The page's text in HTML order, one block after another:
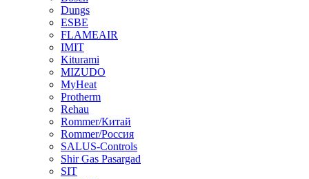
Dungs
ESBE
FLAMEAIR
IMIT
Kiturami
MIZUDO
MyHeat
Protherm
Rehau
Rommer/Китай
Rommer/Россия
SALUS-Controls
Shir Gas Pasargad
SIT